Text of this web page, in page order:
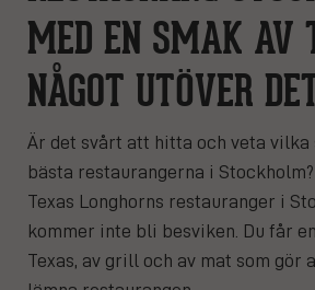
MED EN SMAK AV
NÅGOT UTÖVER
Är det svårt att hitta och veta vilka
bästa restaurangerna i
Texas Longhorns restauranger i
kommer inte bli besviken. Du får
Texas, av grill och av mat som gör